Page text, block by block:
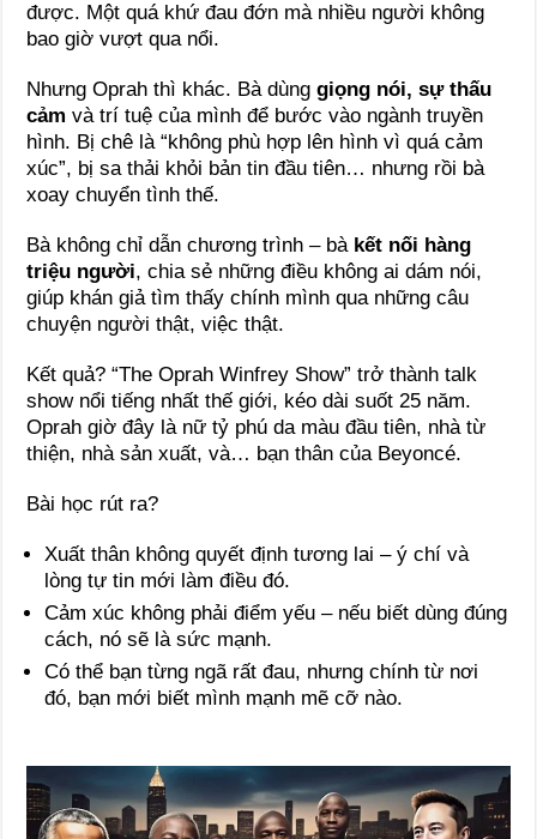
được. Một quá khứ đau đớn mà nhiều người không
bao giờ vượt qua nổi.
Nhưng Oprah thì khác. Bà dùnggiọng nói, sự thấu
cảm và trí tuệ của mình để bước vào ngành truyền
hình. Bị chê là “không phù hợp lên hình vì quá cảm
xúc”, bị sa thải khỏi bản tin đầu tiên… nhưng rồi bà
xoay chuyển tình thế.
Bà không chỉ dẫn chương trình – bà kết nối hàng
triệu người, chia sẻ những điều không ai dám nói,
giúp khán giả tìm thấy chính mình qua những câu
chuyện người thật, việc thật.
Kết quả? “The Oprah Winfrey Show” trở thành talk
show nổi tiếng nhất thế giới, kéo dài suốt 25 năm.
Oprah giờ đây là nữ tỷ phú da màu đầu tiên, nhà từ
thiện, nhà sản xuất, và… bạn thân của Beyoncé.
Bài học rút ra?
Xuất thân không quyết định tương lai – ý chí và
lòng tự tin mới làm điều đó.
Cảm xúc không phải điểm yếu – nếu biết dùng đúng
cách, nó sẽ là sức mạnh.
Có thể bạn từng ngã rất đau, nhưng chính từ nơi
đó, bạn mới biết mình mạnh mẽ cỡ nào.